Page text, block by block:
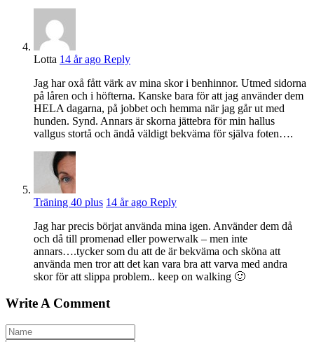
Lotta 14 år ago Reply
Jag har oxå fått värk av mina skor i benhinnor. Utmed sidorna
på låren och i höfterna. Kanske bara för att jag använder dem
HELA dagarna, på jobbet och hemma när jag går ut med
hunden. Synd. Annars är skorna jättebra för min hallus
vallgus stortå och ändå väldigt bekväma för själva foten….
Träning 40 plus 14 år ago Reply
Jag har precis börjat använda mina igen. Använder dem då
och då till promenad eller powerwalk – men inte
annars….tycker som du att de är bekväma och sköna att
använda men tror att det kan vara bra att varva med andra
skor för att slippa problem.. keep on walking 🙂
Write A Comment